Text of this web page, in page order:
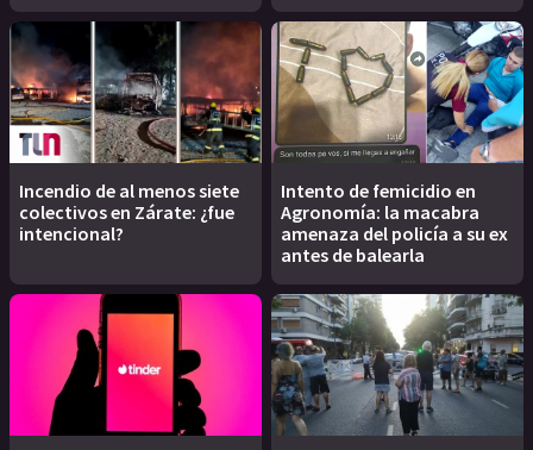
Incendio de al menos siete
colectivos en Zárate: ¿fue
intencional?
Intento de femicidio en
Agronomía: la macabra
amenaza del policía a su ex
antes de balearla